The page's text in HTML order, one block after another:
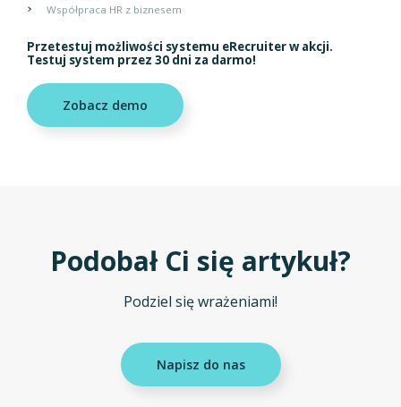
Współpraca HR z biznesem
Przetestuj możliwości systemu eRecruiter w akcji.
Testuj system przez 30 dni za darmo!
Zobacz demo
Podobał Ci się artykuł?
Podziel się wrażeniami!
Napisz do nas